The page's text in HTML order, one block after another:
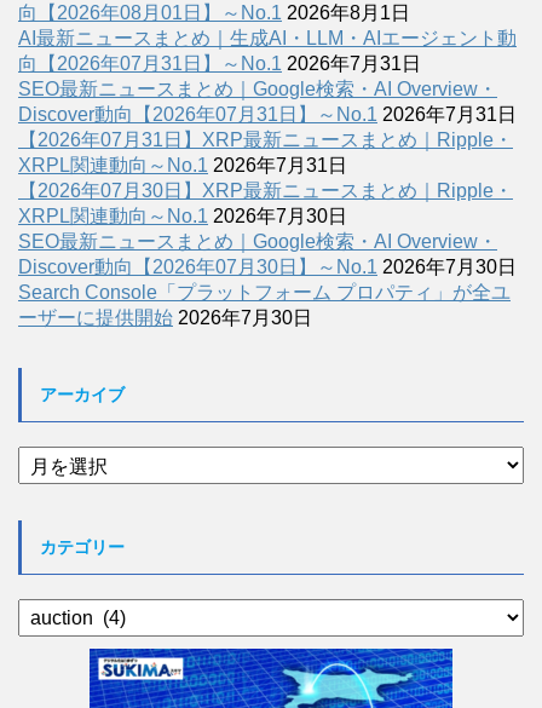
向【2026年08月01日】～No.1 2026年8月1日
AI最新ニュースまとめ｜生成AI・LLM・AIエージェント動
向【2026年07月31日】～No.1 2026年7月31日
SEO最新ニュースまとめ｜Google検索・AI Overview・
Discover動向【2026年07月31日】～No.1 2026年7月31日
【2026年07月31日】XRP最新ニュースまとめ｜Ripple・
XRPL関連動向～No.1 2026年7月31日
【2026年07月30日】XRP最新ニュースまとめ｜Ripple・
XRPL関連動向～No.1 2026年7月30日
SEO最新ニュースまとめ｜Google検索・AI Overview・
Discover動向【2026年07月30日】～No.1 2026年7月30日
Search Console「プラットフォーム プロパティ」が全ユ
ーザーに提供開始 2026年7月30日
アーカイブ
ア
ー
カテゴリー
カ
テ